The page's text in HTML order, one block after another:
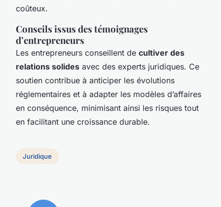
coûteux.
Conseils issus des témoignages
d’entrepreneurs
Les entrepreneurs conseillent de cultiver des
relations solides avec des experts juridiques. Ce
soutien contribue à anticiper les évolutions
réglementaires et à adapter les modèles d’affaires
en conséquence, minimisant ainsi les risques tout
en facilitant une croissance durable.
Juridique